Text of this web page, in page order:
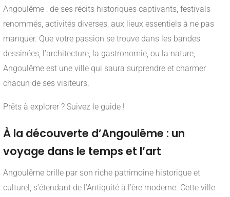
Angoulême : de ses récits historiques captivants, festivals
renommés, activités diverses, aux lieux essentiels à ne pas
manquer. Que votre passion se trouve dans les bandes
dessinées, l’architecture, la gastronomie, ou la nature,
Angoulême est une ville qui saura surprendre et charmer
chacun de ses visiteurs.
Prêts à explorer ? Suivez le guide !
À la découverte d’Angoulême : un
voyage dans le temps et l’art
Angoulême brille par son riche patrimoine historique et
culturel, s’étendant de l’Antiquité à l’ère moderne. Cette ville